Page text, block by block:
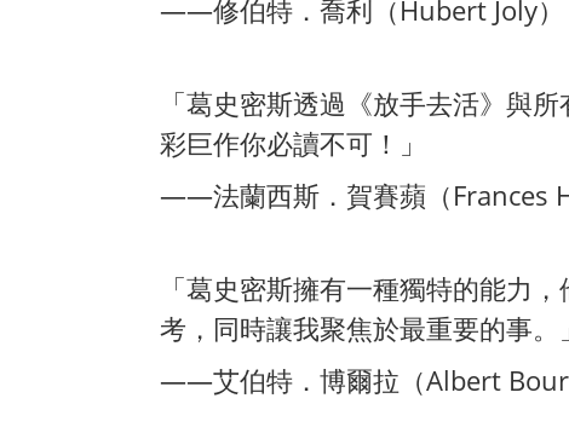
——修伯特．喬利（Hubert Joly）
「葛史密斯透過《放手去活》與
彩巨作你必讀不可！」
——法蘭西斯．賀賽蘋（Frances
「葛史密斯擁有一種獨特的能力
考，同時讓我聚焦於最重要的事。」
——艾伯特．博爾拉（Albert